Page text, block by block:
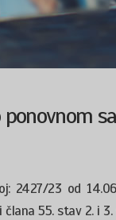
ponovnom
2427/23 od
55. stav 2. i